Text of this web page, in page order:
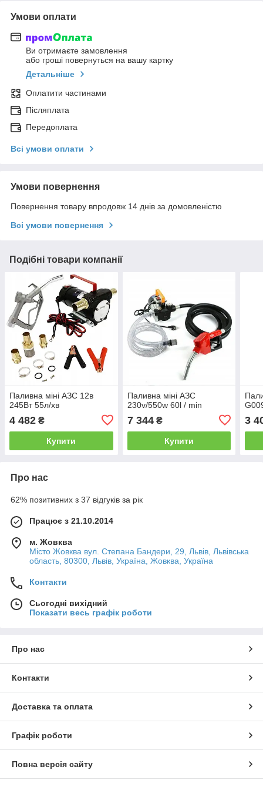
Умови оплати
Ви отримаєте замовлення
або гроші повернуться на вашу картку
Детальніше
Оплатити частинами
Післяплата
Передоплата
Всі умови оплати
Умови повернення
Повернення товару впродовж 14 днів за домовленістю
Всі умови повернення
Подібні товари компанії
Паливна міні АЗС 12в
245Вт 55л/хв
4 482 ₴
Купити
Паливна міні АЗС
230v/550w 60l / min
7 344₴
Купити
3
Про нас
62% позитивних з 37 відгуків за рік
Працює з 21.10.2014
м. Жовква
Місто Жовква вул. Степана Бандери, 29, Львів, Львівська
область, 80300, Львів, Україна, Жовква, Україна
Контакти
Сьогодні вихідний
Показати весь графік роботи
Про нас
Контакти
Доставка та оплата
Графік роботи
Повна версія сайту